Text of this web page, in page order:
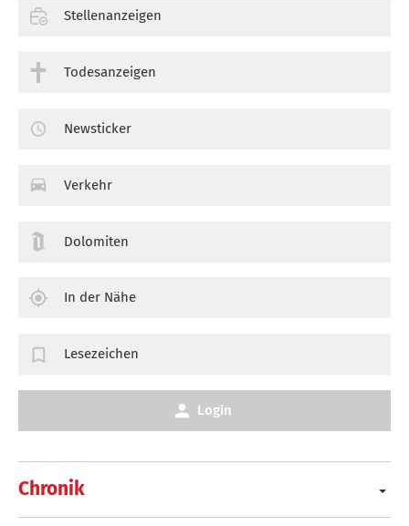
Chronik
Stellenanzeigen
Todesanzeigen
Newsticker
Verkehr
Dolomiten
In der Nähe
Lesezeichen
Login